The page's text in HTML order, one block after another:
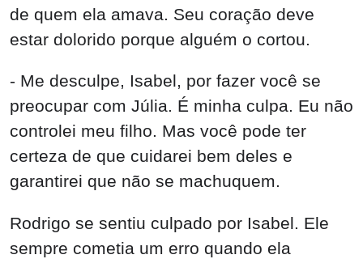
de quem ela amava. Seu coração deve
estar dolorido porque alguém o cortou.
- Me desculpe, Isabel, por fazer você se
preocupar com Júlia. É minha culpa. Eu não
controlei meu filho. Mas você pode ter
certeza de que cuidarei bem deles e
garantirei que não se machuquem.
Rodrigo se sentiu culpado por Isabel. Ele
sempre cometia um erro quando ela